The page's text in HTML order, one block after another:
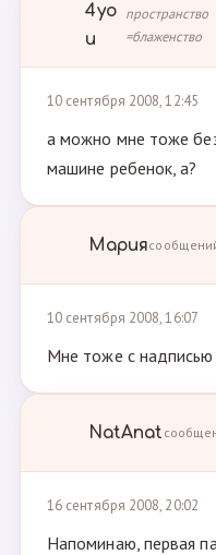
4yo
u
пространство
=блаженство
10 сентября 2008, 12:45
а можно мне тоже
машине ребенок, а?
Мария
10 сентября 2008, 16:07
Мне тоже с
NatAnat
16 сентября 2008, 20:02
Напоминаю, первая